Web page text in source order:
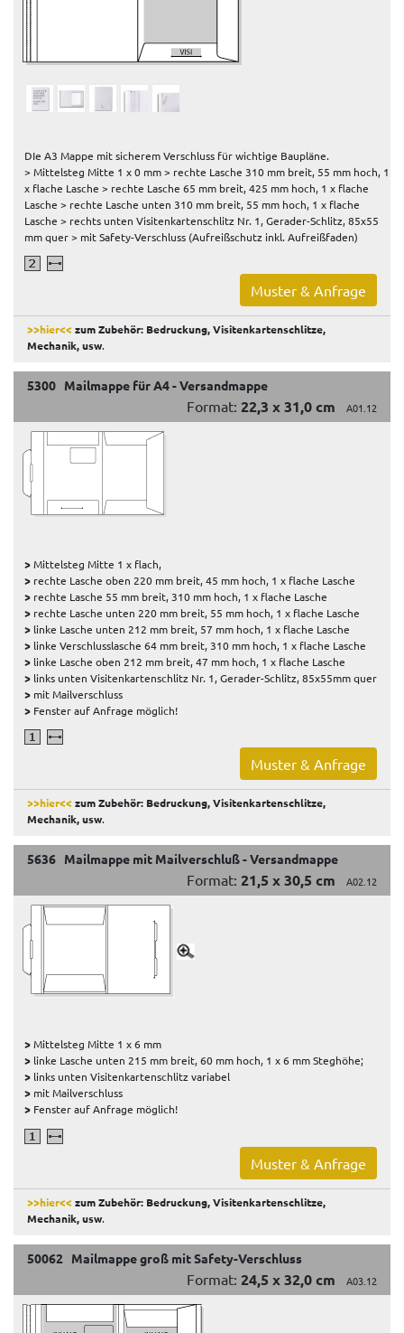
DIe A3 Mappe mit sicherem Verschluss für wichtige Baupläne.
> Mittelsteg Mitte 1 x 0 mm > rechte Lasche 310 mm breit, 55 mm hoch, 1
x flache Lasche > rechte Lasche 65 mm breit, 425 mm hoch, 1 x flache
Lasche > rechte Lasche unten 310 mm breit, 55 mm hoch, 1 x flache
Lasche > rechts unten Visitenkartenschlitz Nr. 1, Gerader-Schlitz, 85x55
mm quer > mit Safety-Verschluss (Aufreißschutz inkl. Aufreißfaden)
Muster & Anfrage
>>hier<<zum Zubehör: Bedruckung, Visitenkartenschlitze,
Mechanik, usw.
5300 Mailmappe für A4 - Versandmappe
Format: 22,3 x 31,0 cm A01.12
>Mittelsteg Mitte 1 x flach,
> rechte Lasche oben 220 mm breit, 45 mm hoch, 1 x flache Lasche
> rechte Lasche 55 mm breit, 310 mm hoch, 1 x flache Lasche
> rechte Lasche unten 220 mm breit, 55 mm hoch, 1 x flache Lasche
> linke Lasche unten 212 mm breit, 57 mm hoch, 1 x flache Lasche
> linke Verschlusslasche 64 mm breit, 310 mm hoch, 1 x flache Lasche
> linke Lasche oben 212 mm breit, 47 mm hoch, 1 x flache Lasche
> links unten Visitenkartenschlitz Nr. 1, Gerader-Schlitz, 85x55mm quer
> mit Mailverschluss
> Fenster auf Anfrage möglich!
Muster & Anfrage
>>hier<<zum Zubehör: Bedruckung, Visitenkartenschlitze,
Mechanik, usw.
5636 Mailmappe mit Mailverschluß - Versandmappe
Format: 21,5 x 30,5 cm A02.12
>Mittelsteg Mitte 1 x 6 mm
> linke Lasche unten 215 mm breit, 60 mm hoch, 1 x 6 mm Steghöhe;
> links unten Visitenkartenschlitz variabel
> mit Mailverschluss
> Fenster auf Anfrage möglich!
Muster & Anfrage
>>hier<<zum Zubehör: Bedruckung, Visitenkartenschlitze,
Mechanik, usw.
50062 Mailmappe groß mit Safety-Verschluss
Format: 24,5 x 32,0 cm A03.12